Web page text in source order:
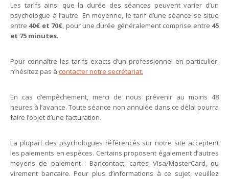
Les tarifs ainsi que la durée des séances peuvent varier d’un
psychologue à l’autre. En moyenne, le tarif d’une séance se situe
entre 40€ et 70€, pour une durée généralement comprise entre 45
et 75 minutes.
Pour connaître les tarifs exacts d’un professionnel en particulier,
n’hésitez pas à contacter notre secrétariat.
En cas d’empêchement, merci de nous prévenir au moins 48
heures à l’avance. Toute séance non annulée dans ce délai pourra
faire l’objet d’une facturation.
La plupart des psychologues référencés sur notre site acceptent
les paiements en espèces. Certains proposent également d’autres
moyens de paiement : Bancontact, cartes Visa/MasterCard, ou
virement bancaire. Pour plus d’informations à ce sujet, veuillez